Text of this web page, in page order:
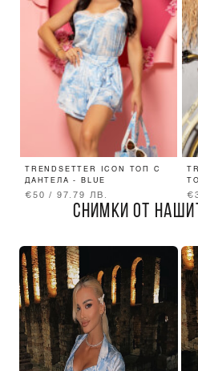
TRENDSETTER ICON ТОП С
ДАНТЕЛА - BLUE
€50 / 97.79 ЛВ.
СНИМКИ ОТ